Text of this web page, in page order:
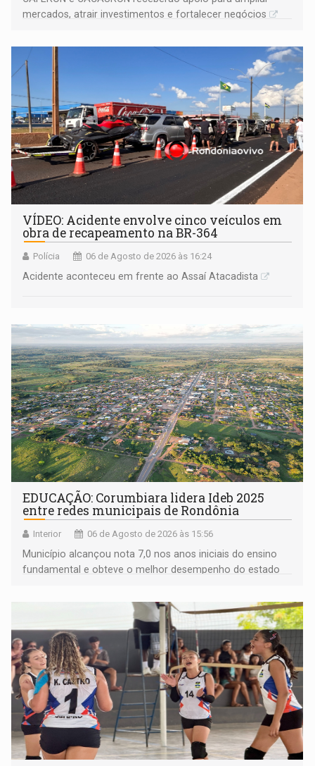
mercados, atrair investimentos e fortalecer negócios
VÍDEO: Acidente envolve cinco veículos em
obra de recapeamento na BR-364
Polícia 06 de Agosto de 2026 às 16:24
Acidente aconteceu em frente ao Assaí Atacadista
EDUCAÇÃO: Corumbiara lidera Ideb 2025
entre redes municipais de Rondônia
Interior 06 de Agosto de 2026 às 15:56
Município alcançou nota 7,0 nos anos iniciais do ensino
fundamental e obteve o melhor desempenho do estado